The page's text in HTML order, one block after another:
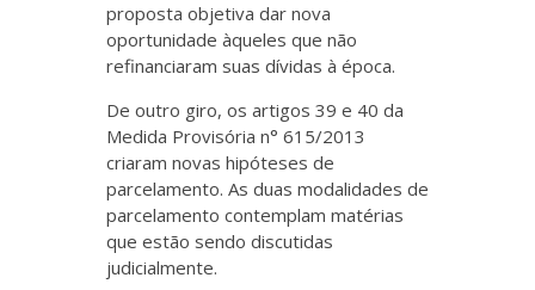
proposta objetiva dar nova
oportunidade àqueles que não
refinanciaram suas dívidas à época.
De outro giro, os artigos 39 e 40 da
Medida Provisória n° 615/2013
criaram novas hipóteses de
parcelamento. As duas modalidades de
parcelamento contemplam matérias
que estão sendo discutidas
judicialmente.